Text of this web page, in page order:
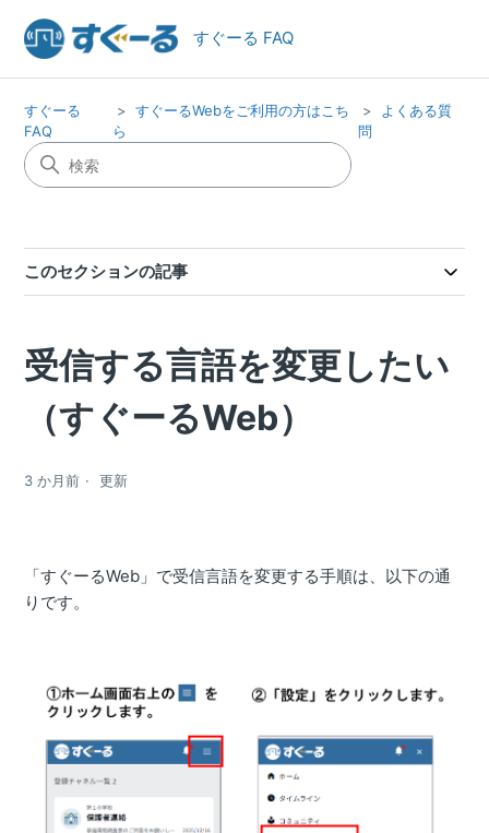
すぐーる FAQ
すぐーる
FAQ
すぐーるWebをご利用の方はこち
ら
よくある質
問
このセクションの記事
受信する言語を変更したい
（すぐーるWeb）
3 か月前 更新
「すぐーるWeb」で受信言語を変更する手順は、以下の通
りです。